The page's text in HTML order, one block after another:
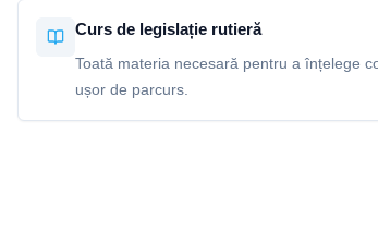
Curs de legislație rutieră
Toată materia necesară pentru a înțelege
ușor de parcurs.